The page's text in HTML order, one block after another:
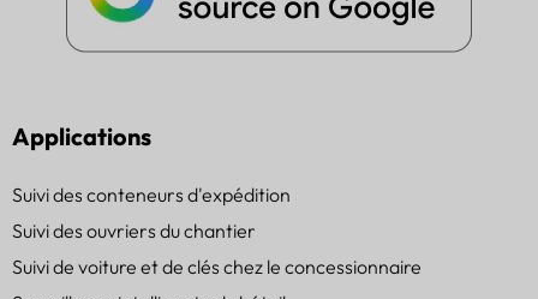
Applications
Suivi des conteneurs d'expédition
Suivi des ouvriers du chantier
Suivi de voiture et de clés chez le concessionnaire